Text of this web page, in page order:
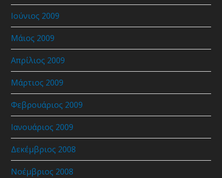
Ιούνιος 2009
Μάιος 2009
Απρίλιος 2009
Μάρτιος 2009
Φεβρουάριος 2009
Ιανουάριος 2009
Δεκέμβριος 2008
Νοέμβριος 2008